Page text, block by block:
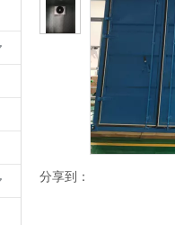
分享到：